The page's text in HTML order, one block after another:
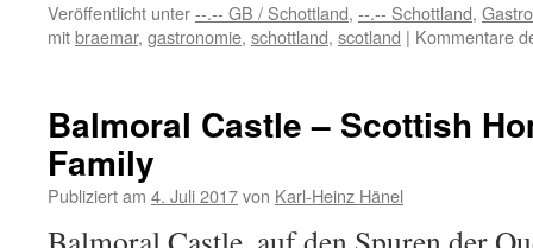
Veröffentlicht unter--.-- GB / Schottland, --.-- Schottland,
mitbraemar, gastronomie, schottland, scotland | Kommentare
Balmoral Castle – Scottish
Family
Publiziert am 4. Juli 2017von Karl-Heinz Hänel